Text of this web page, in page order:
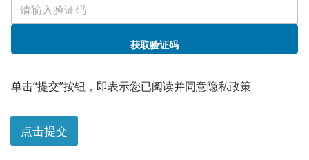
获取验证码
单击“提交”按钮，即表示您已阅读并同意隐私政策
点击提交